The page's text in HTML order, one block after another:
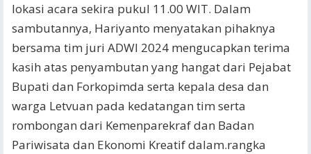
lokasi acara sekira pukul 11.00 WIT. Dalam
sambutannya, Hariyanto menyatakan pihaknya
bersama tim juri ADWI 2024 mengucapkan terima
kasih atas penyambutan yang hangat dari Pejabat
Bupati dan Forkopimda serta kepala desa dan
warga Letvuan pada kedatangan tim serta
rombongan dari Kemenparekraf dan Badan
Pariwisata dan Ekonomi Kreatif dalam.rangka